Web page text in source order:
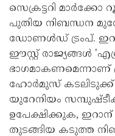
സെക്രട്ടറി മാര്‍ക്കോ
പുതിയ നിബന്ധന
ഡോണള്‍ഡ് ട്രംപ്.
ഈസ്റ്റ് രാജ്യങ്ങള്‍
ഭാഗമാകണമെന്നാണ്
ഹോര്‍മുസ്
യുറേനിയം
ഉപേക്ഷിക്കുക, ഇറാന്
തുടങ്ങിയ കടുത്ത